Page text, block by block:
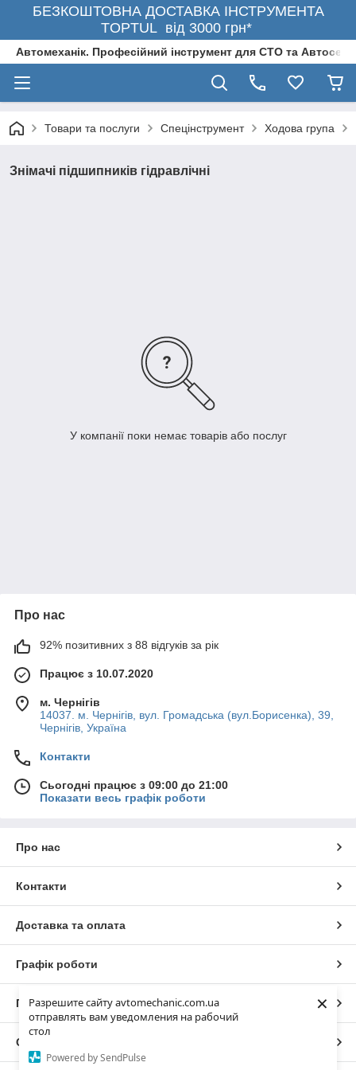
Разрешите сайту avtomechanic.com.ua
отправлять вам уведомления на рабочий
стол
Powered by SendPulse
×
БЕЗКОШТОВНА ДОСТАВКА ІНСТРУМЕНТА
TOPTUL від 3000 грн*
Автомеханік. Професійний інструмент для СТО та
Товари та послуги Спецінструмент Ходова група
Знімaчі підшипників гідpaвлічні
У компанії поки немає товарів або послуг
Про нас
92% позитивних з 88 відгуків за рік
Працює з 10.07.2020
м. Чернігів
14037. м. Чернігів, вул. Громадська (вул.Борисенка), 39,
Чернігів, Україна
Контакти
Сьогодні працює з 09:00 до 21:00
Показати весь графік роботи
Про нас
Контакти
Доставка та оплата
Графік роботи
Повна версія сайту
Сайт створено на маркетплейсі